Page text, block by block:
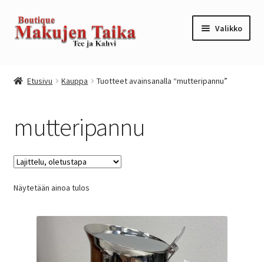
Siirry
navigointiin
Siirry
sisältöön
Valikko
Kassa
Kauppa
Oma tili
Ostoskori
Tilaus- ja sopimusehdot
Etusivu Kauppa Tuotteet avainsanalla “mutteripannu”
mutteripannu
Näytetään ainoa tulos